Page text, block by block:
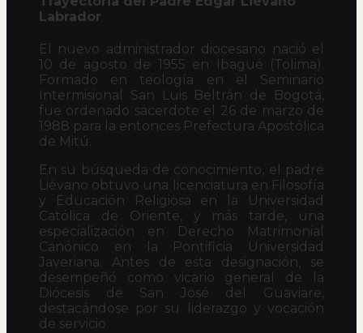
Labrador
El nuevo administrador diocesano nació el
10 de agosto de 1955 en Ibagué (Tolima).
Formado en teología en el Seminario
Intermisional San Luis Beltrán de Bogotá,
fue ordenado sacerdote el 26 de marzo de
1988 para la entonces Prefectura Apostólica
de Mitú.
En su búsqueda de conocimiento, el padre
Liévano obtuvo una licenciatura en Filosofía
y Educación Religiosa en la Universidad
Católica de Oriente, y más tarde, una
especialización en Derecho Matrimonial
Canónico en la Pontificia Universidad
Javeriana. Antes de esta designación, se
desempeñó como vicario general de la
Diócesis de San José del Guaviare,
destacándose por su liderazgo y vocación
de servicio.